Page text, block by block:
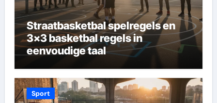
Straatbasketbal spelregels en
3×3 basketbal regels in
eenvoudige taal
Sport